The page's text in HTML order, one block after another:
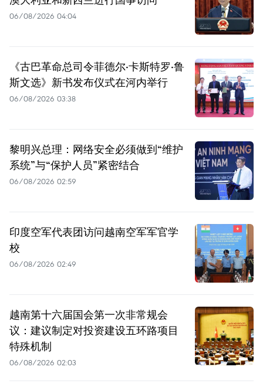
06/08/2026 04:04
《古巴革命总司令菲德尔·卡斯特罗·鲁
斯文选》新书发布仪式在河内举行
06/08/2026 03:38
黎明兴总理：网络安全必须做到“维护
系统”与“保护人员”紧密结合
06/08/2026 02:59
印度空军代表团访问越南空军军官学
校
06/08/2026 02:49
越南第十六届国会第一次非常规会
议：建议制定对投资建设五环路项目
特殊机制
06/08/2026 02:03